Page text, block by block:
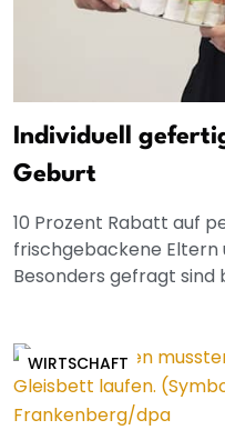
Individuell
Geburt
10 Prozent Rabatt auf
frischgebackene Eltern
Besonders gefragt sind
WIRTSCHAFT